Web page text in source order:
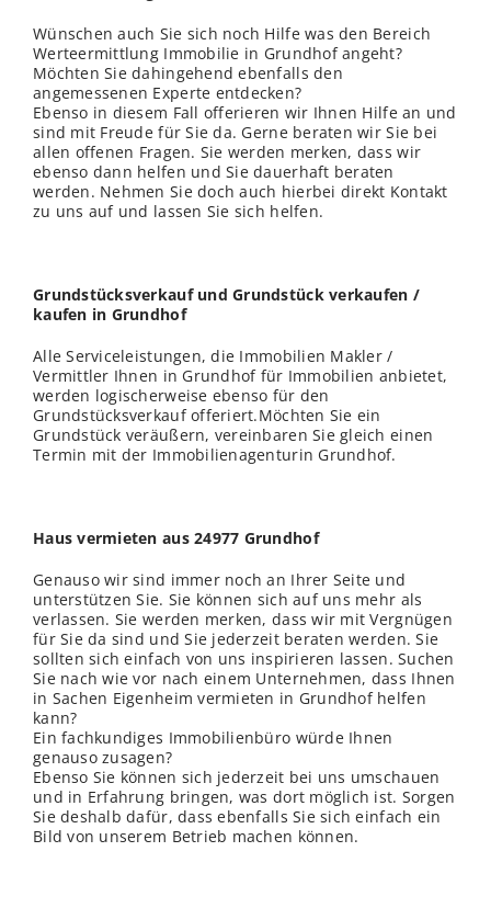
Wünschen auch Sie sich noch Hilfe was den Bereich
Werteermittlung Immobilie in Grundhof angeht?
Möchten Sie dahingehend ebenfalls den
angemessenen Experte entdecken?
Ebenso in diesem Fall offerieren wir Ihnen Hilfe an und
sind mit Freude für Sie da. Gerne beraten wir Sie bei
allen offenen Fragen. Sie werden merken, dass wir
ebenso dann helfen und Sie dauerhaft beraten
werden. Nehmen Sie doch auch hierbei direkt Kontakt
zu uns auf und lassen Sie sich helfen.
Grundstücksverkauf und Grundstück verkaufen /
kaufen in Grundhof
Alle Serviceleistungen, die Immobilien Makler /
Vermittler Ihnen in Grundhof für Immobilien anbietet,
werden logischerweise ebenso für den
Grundstücksverkauf offeriert.Möchten Sie ein
Grundstück veräußern, vereinbaren Sie gleich einen
Termin mit der Immobilienagenturin Grundhof.
Haus vermieten aus 24977 Grundhof
Genauso wir sind immer noch an Ihrer Seite und
unterstützen Sie. Sie können sich auf uns mehr als
verlassen. Sie werden merken, dass wir mit Vergnügen
für Sie da sind und Sie jederzeit beraten werden. Sie
sollten sich einfach von uns inspirieren lassen. Suchen
Sie nach wie vor nach einem Unternehmen, dass Ihnen
in Sachen Eigenheim vermieten in Grundhof helfen
kann?
Ein fachkundiges Immobilienbüro würde Ihnen
genauso zusagen?
Ebenso Sie können sich jederzeit bei uns umschauen
und in Erfahrung bringen, was dort möglich ist. Sorgen
Sie deshalb dafür, dass ebenfalls Sie sich einfach ein
Bild von unserem Betrieb machen können.